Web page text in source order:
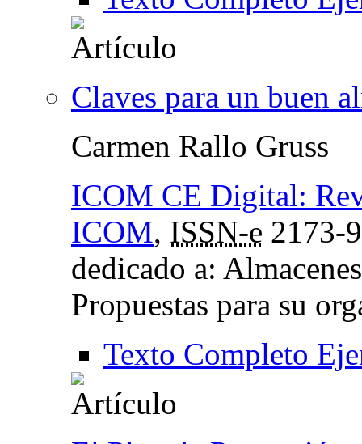
Claves para un buen
Carmen Rallo Gruss
ICOM CE Digital:
ICOM, ISSN-e 2173-
dedicado a:
Propuestas para su
Texto Completo